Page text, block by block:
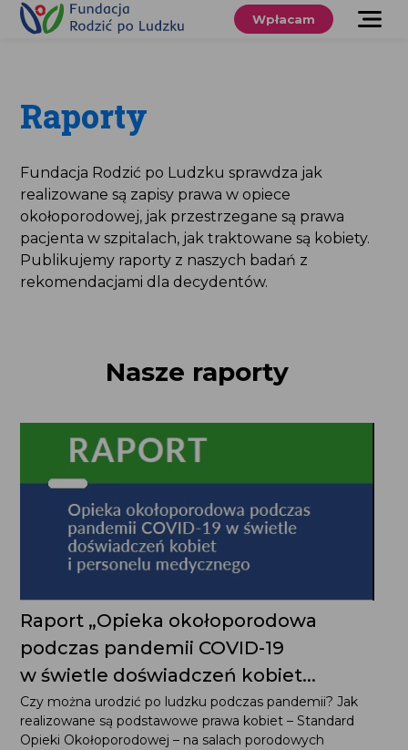
Przewiń
treści
Twoje prawa
Sklep
Search
Wpłacam
Raporty
Fundacja Rodzić po Ludzku sprawdza jak
realizowane są zapisy prawa w opiece
okołoporodowej, jak przestrzegane są prawa
pacjenta w szpitalach, jak traktowane są kobiety.
Publikujemy raporty z naszych badań z
rekomendacjami dla decydentów.
Nasze raporty
Raport „Opieka okołoporodowa
podczas pandemii COVID-19
w świetle doświadczeń kobiet...
Czy można urodzić po ludzku podczas pandemii? Jak
realizowane są podstawowe prawa kobiet – Standard
Opieki Okołoporodowej – na salach porodowych